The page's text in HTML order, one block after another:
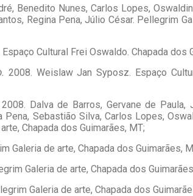
Benedito Nunes, Carlos Lopes,
Regina Pena, Júlio César. Pellegrim
Cultural Frei Oswaldo. Chapada dos
2008. Weislaw Jan Syposz. Espaço
2008.
Dalva de Barros, Gervane de Paula,
Sebastião Silva, Carlos Lopes,
Chapada dos Guimarães, MT;
Galeria de arte, Chapada dos Guimarães,
Galeria de arte, Chapada dos
Galeria de arte, Chapada dos